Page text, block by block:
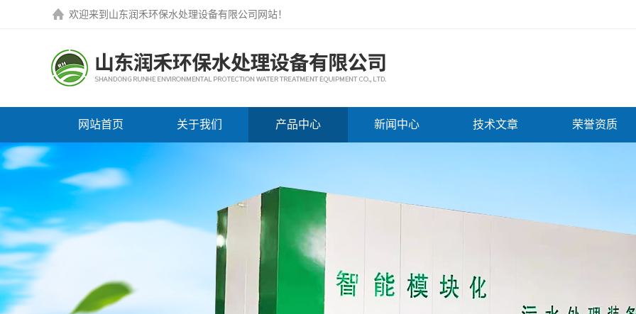
欢迎来到 山东润禾环保水处理设备有限公司网站！
网站首页 关于我们 产品中心 新闻中心 技术文章 荣誉资质